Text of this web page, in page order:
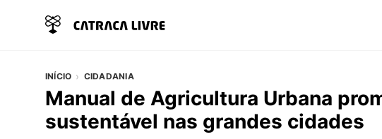
INÍCIO CIDADANIA
Manual de Agricultura Urbana
sustentável nas grandes cidades